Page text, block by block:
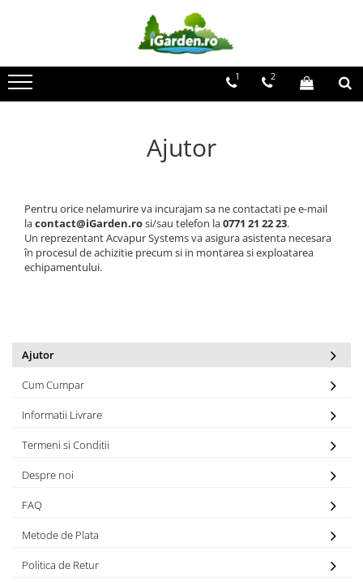
Mobilier si accesorii de gradina
Mobilier
Electrice
Casute animale de companie
Casute animale talie mica
Casute animale talie medie
Fose septice bicamerale
Fose septice tricamerale
Stații de epurare Non-Electrice
1 2
Ajutor
Pentru orice nelamurire va incurajam sa ne contactati pe e-mail
lacontact@iGarden.rosi/sau telefon la0771 21 22 23.
Un reprezentant Acvapur Systems va asigura asistenta necesara
în procesul de achizitie precum si in montarea si exploatarea
echipamentului.
Ajutor
Cum Cumpar
Informatii Livrare
Termeni si Conditii
Despre noi
FAQ
Metode de Plata
Politica de Retur